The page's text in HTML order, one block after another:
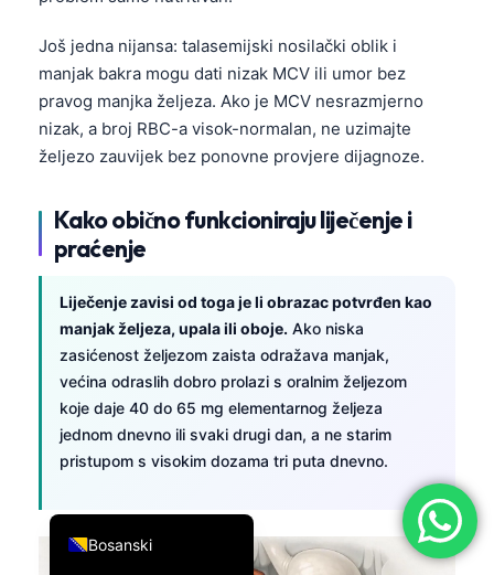
Još jedna nijansa: talasemijski nosilački oblik i
manjak bakra mogu dati nizak MCV ili umor bez
pravog manjka željeza. Ako je MCV nesrazmjerno
nizak, a broj RBC-a visok-normalan, ne uzimajte
željezo zauvijek bez ponovne provjere dijagnoze.
Kako obično funkcioniraju liječenje i
praćenje
Liječenje zavisi od toga je li obrazac potvrđen kao
manjak željeza, upala ili oboje. Ako niska
zasićenost željezom zaista odražava manjak,
većina odraslih dobro prolazi s oralnim željezom
koje daje 40 do 65 mg elementarnog željeza
jednom dnevno ili svaki drugi dan, a ne starim
pristupom s visokim dozama tri puta dnevno.
Bosanski
Deutsch
العربية
Français
עִבְרִית
Italiano
Português
Ελληνικά
Română
简体中文
فارسی
Български